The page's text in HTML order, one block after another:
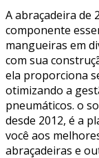
A abraçadeira de
componente
mangueiras em
com sua
ela proporciona
otimizando a
pneumáticos. o
desde 2012, é a
você aos
abraçadeiras e